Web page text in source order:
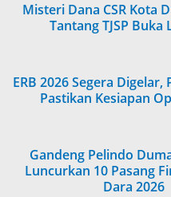
Misteri Dana CSR Kota
Tantang TJSP Buka
ERB 2026 Segera
Pastikan Kesiapan
Gandeng Pelindo
Luncurkan 10 Pasang
Dara 2026